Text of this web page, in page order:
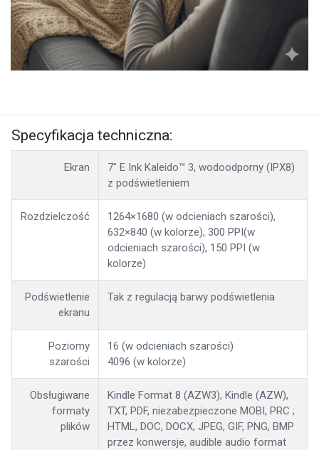
Specyfikacja techniczna:
Ekran
7" E Ink Kaleido™ 3, wodoodporny (IPX8)
z podświetleniem
Rozdzielczość
1264×1680 (w odcieniach szarości),
632×840 (w kolorze), 300 PPI(w
odcieniach szarości), 150 PPI (w
kolorze)
Podświetlenie
ekranu
Tak z regulacją barwy podświetlenia
Poziomy
szarości
16 (w odcieniach szarości)
4096 (w kolorze)
Obsługiwane
formaty
plików
Kindle Format 8 (AZW3), Kindle (AZW),
TXT, PDF, niezabezpieczone MOBI, PRC ;
HTML, DOC, DOCX, JPEG, GIF, PNG, BMP
przez konwersje, audible audio format